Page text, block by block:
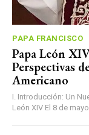
PAPA FRANCISCO
Papa León
Perspectivas
Americano
I. Introducción: Un
León XIV El 8 de